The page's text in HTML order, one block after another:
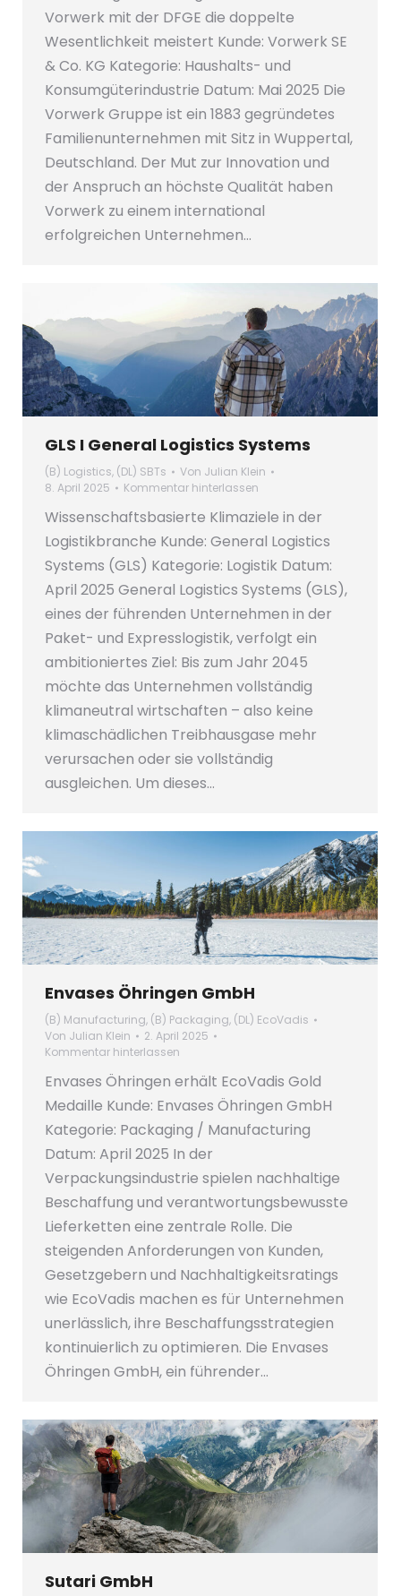
Vorwerk mit der DFGE die doppelte
Wesentlichkeit meistert Kunde: Vorwerk SE
& Co. KG Kategorie: Haushalts- und
Konsumgüterindustrie Datum: Mai 2025 Die
Vorwerk Gruppe ist ein 1883 gegründetes
Familienunternehmen mit Sitz in Wuppertal,
Deutschland. Der Mut zur Innovation und
der Anspruch an höchste Qualität haben
Vorwerk zu einem international
erfolgreichen Unternehmen…
GLS I General Logistics Systems
(B) Logistics, (DL) SBTs Von Julian Klein
8. April 2025
Kommentar hinterlassen
Wissenschaftsbasierte Klimaziele in der
Logistikbranche Kunde: General Logistics
Systems (GLS) Kategorie: Logistik Datum:
April 2025 General Logistics Systems (GLS),
eines der führenden Unternehmen in der
Paket- und Expresslogistik, verfolgt ein
ambitioniertes Ziel: Bis zum Jahr 2045
möchte das Unternehmen vollständig
klimaneutral wirtschaften – also keine
klimaschädlichen Treibhausgase mehr
verursachen oder sie vollständig
ausgleichen. Um dieses…
Envases Öhringen GmbH
(B) Manufacturing, (B) Packaging, (DL) EcoVadis
Von Julian Klein
2. April 2025
Kommentar hinterlassen
Envases Öhringen erhält EcoVadis Gold
Medaille Kunde: Envases Öhringen GmbH
Kategorie: Packaging / Manufacturing
Datum: April 2025 In der
Verpackungsindustrie spielen nachhaltige
Beschaffung und verantwortungsbewusste
Lieferketten eine zentrale Rolle. Die
steigenden Anforderungen von Kunden,
Gesetzgebern und Nachhaltigkeitsratings
wie EcoVadis machen es für Unternehmen
unerlässlich, ihre Beschaffungsstrategien
kontinuierlich zu optimieren. Die Envases
Öhringen GmbH, ein führender…
Sutari GmbH